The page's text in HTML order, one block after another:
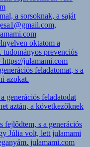
a sorsoknak, a saját
oktatom a
tudományos prevenciós
julamami.com
feladatomat, s a
azokat.
generációs feladatodat
aztán, a következőknek
fejlődtem, s a generációs
Júlia volt, lett julamami
julamami.com